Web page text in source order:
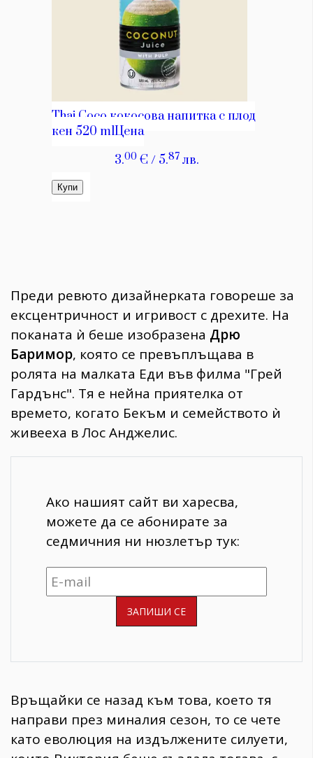
Преди ревюто дизайнерката говореше за
ексцентричност и игривост с дрехите. На
поканата ѝ беше изобразена Дрю
Баримор, която се превъплъщава в
ролята на малката Еди във филма "Грей
Гардънс". Тя е нейна приятелка от
времето, когато Бекъм и семейството ѝ
живееха в Лос Анджелис.
Ако нашият сайт ви харесва,
можете да се абонирате за
седмичния ни нюзлетър тук:
Връщайки се назад към това, което тя
направи през миналия сезон, то се чете
като еволюция на издължените силуети,